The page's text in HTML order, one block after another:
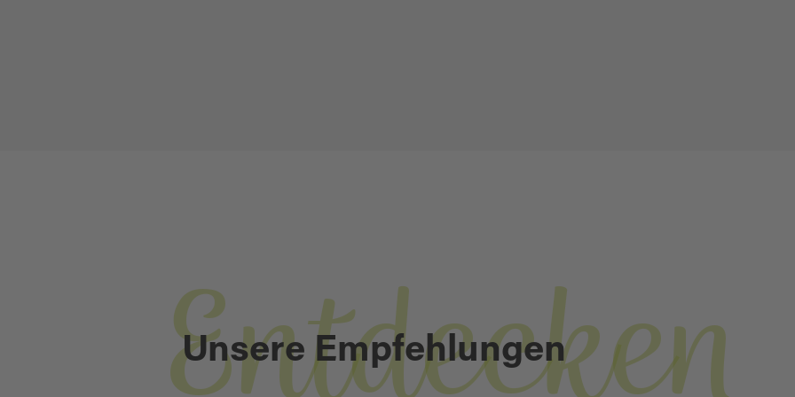
Unsere Empfehlungen
Entdecken